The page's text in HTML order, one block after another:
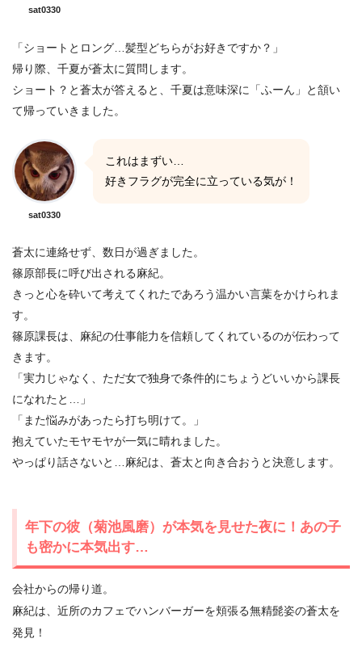
sat0330
「ショートとロング…髪型どちらがお好きですか？」
帰り際、千夏が蒼太に質問します。
ショート？と蒼太が答えると、千夏は意味深に「ふーん」と頷い
て帰っていきました。
sat0330
これはまずい…
好きフラグが完全に立っている気が！
蒼太に連絡せず、数日が過ぎました。
篠原部長に呼び出される麻紀。
きっと心を砕いて考えてくれたであろう温かい言葉をかけられま
す。
篠原課長は、麻紀の仕事能力を信頼してくれているのが伝わって
きます。
「実力じゃなく、ただ女で独身で条件的にちょうどいいから課長
になれたと…」
「また悩みがあったら打ち明けて。」
抱えていたモヤモヤが一気に晴れました。
やっぱり話さないと…麻紀は、蒼太と向き合おうと決意します。
年下の彼（菊池風磨）が本気を見せた夜に！あの子
も密かに本気出す…
会社からの帰り道。
麻紀は、近所のカフェでハンバーガーを頬張る無精髭姿の蒼太を
発見！